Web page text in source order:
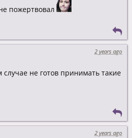
пожертвовал
2 years ago
не готов принимать такие
2 years ago